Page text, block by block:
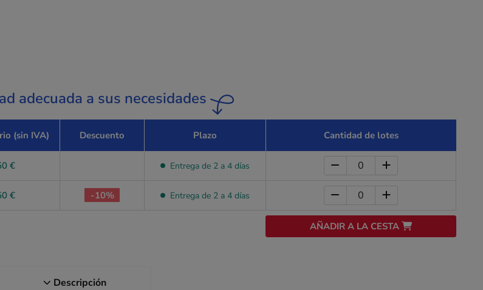
adecuada a sus necesidades
(sin IVA) Descuento Plazo Cantidad de lotes
€ Entrega de 2 a 4 días
€ -10% Entrega de 2 a 4 días
AÑADIR A LA CESTA
Descripción